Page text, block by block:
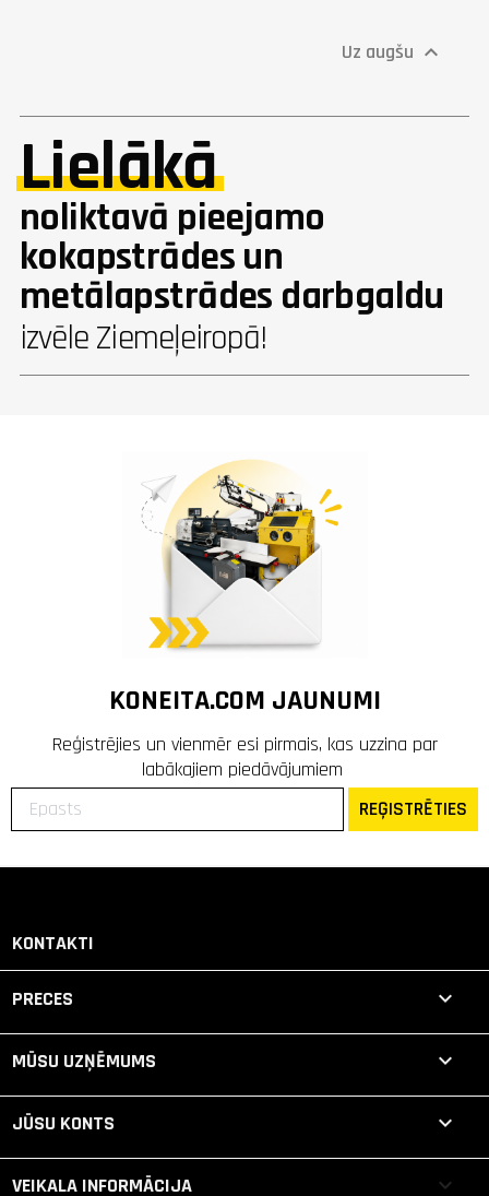
Uz augšu 
Lielākā
noliktavā pieejamo
kokapstrādes un
metālapstrādes darbgaldu
izvēle Ziemeļeiropā!
KONEITA.COM JAUNUMI
Reģistrējies un vienmēr esi pirmais, kas uzzina par
labākajiem piedāvājumiem
REĢISTRĒTIES
KONTAKTI
PRECES 
MŪSU UZŅĒMUMS 
JŪSU KONTS 
VEIKALA INFORMĀCIJA keyboard_arrow_down